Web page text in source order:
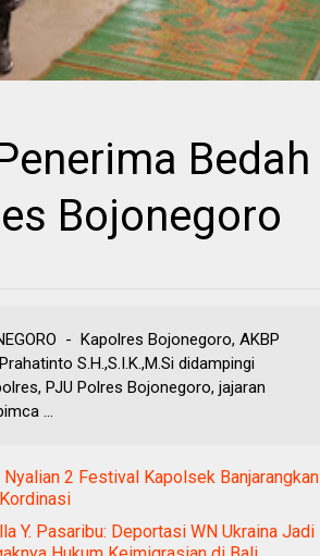
Bedah
Bojonegoro
- Kapolres Bojonegoro, AKBP
S.H.,S.I.K.,M.Si didampingi
PJU Polres Bojonegoro, jajaran
...
2 Festival Kapolsek Banjarangkan
Y. Pasaribu: Deportasi WN Ukraina Jadi